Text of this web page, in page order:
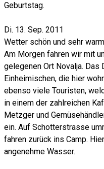
Geburtstag.
Di. 13. Sep. 2011
Wetter schön und sehr warm
Am Morgen fahren wir mit
gelegenen Ort Novalja.
Einheimischen, die hier
ebenso viele Touristen,
in einem der zahlreichen
Metzger und
ein. Auf Schotterstrasse
fahren zurück ins Camp.
angenehme Wasser.